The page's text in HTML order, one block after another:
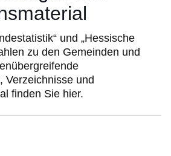
und „Hessische
zu den Gemeinden und
Verzeichnisse und
finden Sie hier.